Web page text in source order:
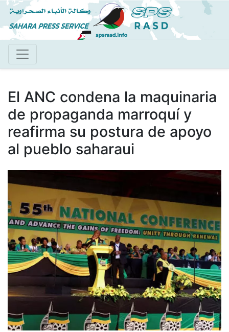
Pasar
al
contenido
El ANC condena la maquinaria
de propaganda marroquí y
reafirma su postura de apoyo
al pueblo saharaui